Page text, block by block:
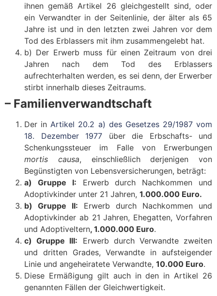
ihnen gemäß Artikel 26 gleichgestellt sind, oder
ein Verwandter in der Seitenlinie, der älter als 65
Jahre ist und in den letzten zwei Jahren vor dem
Tod des Erblassers mit ihm zusammengelebt hat.
b) Der Erwerb muss für einen Zeitraum von drei
Jahren nach dem Tod des Erblassers
aufrechterhalten werden, es sei denn, der Erwerber
stirbt innerhalb dieses Zeitraums.
– Familienverwandtschaft
Der inArtikel 20.2 a) des Gesetzes 29/1987 vom
18. Dezember 1977 über die Erbschafts- und
Schenkungssteuer im Falle von Erwerbungen
mortis causa, einschließlich derjenigen von
Begünstigten von Lebensversicherungen, beträgt:
a) Gruppe I: Erwerb durch Nachkommen und
Adoptivkinder unter 21 Jahren, 1.000.000 Euro.
b) Gruppe II: Erwerb durch Nachkommen und
Adoptivkinder ab 21 Jahren, Ehegatten, Vorfahren
und Adoptiveltern, 1.000.000 Euro.
c) Gruppe III: Erwerb durch Verwandte zweiten
und dritten Grades, Verwandte in aufsteigender
Linie und angeheiratete Verwandte, 10.000 Euro.
Diese Ermäßigung gilt auch in den in Artikel 26
genannten Fällen der Gleichwertigkeit.